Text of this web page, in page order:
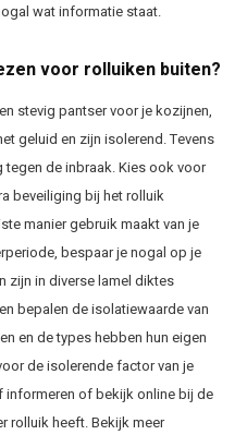
wat informatie staat.
voor rolluiken buiten?
stevig pantser voor je kozijnen,
geluid en zijn isolerend. Tevens
de inbraak. Kies ook voor
beveiliging bij het rolluik
manier gebruik maakt van je
bespaar je nogal op je
zijn in diverse lamel diktes
bepalen de isolatiewaarde van
en de types hebben hun eigen
de isolerende factor van je
informeren of bekijk online bij de
rolluik heeft. Bekijk meer